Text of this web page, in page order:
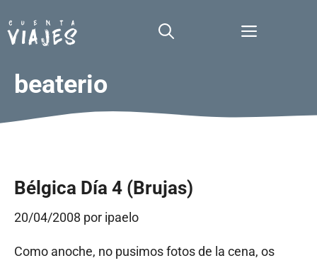
al
contenido
Menú
beaterio
Bélgica Día 4 (Brujas)
20/04/2008 por ipaelo
Como anoche, no pusimos fotos de la cena, os